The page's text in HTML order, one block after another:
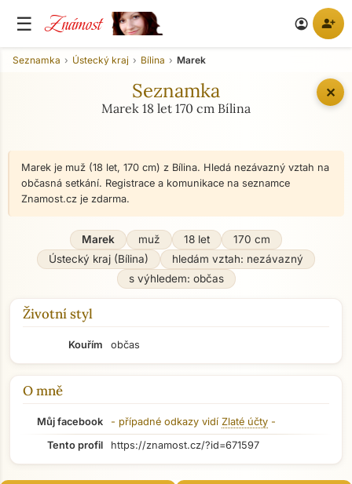
☰ Známost account_circle person_add
✕
Seznamka Ústecký kraj Bílina Marek
Seznamka
Marek 18 let 170 cm Bílina
Marek je muž (18 let, 170 cm) z Bílina. Hledá nezávazný vztah na
občasná setkání. Registrace a komunikace na seznamce
Znamost.cz je zdarma.
Marek muž 18 let
170 cm
Ústecký kraj (Bílina)
hledám vztah: nezávazný
s výhledem: občas
Životní styl
Kouřím občas
O mně
Můj facebook - případné odkazy vidí Zlaté účty -
Tento profil
https://znamost.cz/?id=671597